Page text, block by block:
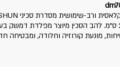
מונעת קורוזיה וחלודה,